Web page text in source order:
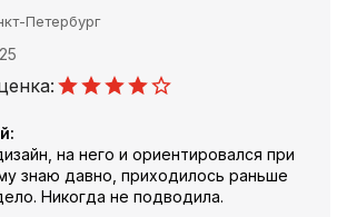
Петербург
на него и ориентировался при
знаю давно, приходилось раньше
Никогда не подводила.